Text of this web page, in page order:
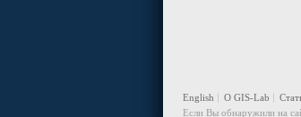
English О GIS-Lab
Если Вы обнаружили на